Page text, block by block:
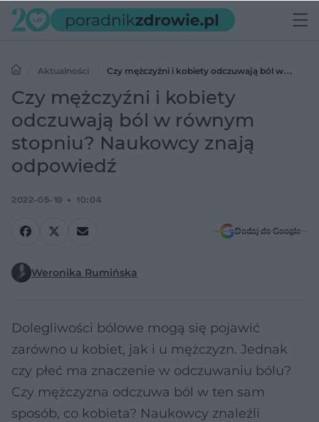
Aktualności
Czy mężczyźni i kobiety odczuwają ból w
równym stopniu? Naukowcy znają odpowiedź
Czy mężczyźni i kobiety
odczuwają ból w równym
stopniu? Naukowcy znają
odpowiedź
2022-05-19 10:04
Dodaj do Google
Weronika Rumińska
Dolegliwości bólowe mogą się pojawić
zarówno u kobiet, jak i u mężczyzn. Jednak
czy płeć ma znaczenie w odczuwaniu bólu?
Czy mężczyzna odczuwa ból w ten sam
sposób, co kobieta? Naukowcy znaleźli